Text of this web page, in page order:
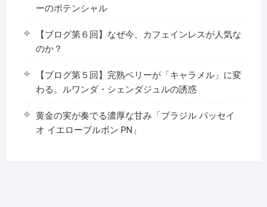
ーのポテンシャル
【ブログ第６回】なぜ今、カフェインレスが人気な
のか？
【ブログ第５回】完熟ベリーが「キャラメル」に変
わる。ルワンダ・シェンダジュルの誘惑
黄金の実が奏でる濃厚な甘み「ブラジル パッセイ
オ イエローブルボン PN」